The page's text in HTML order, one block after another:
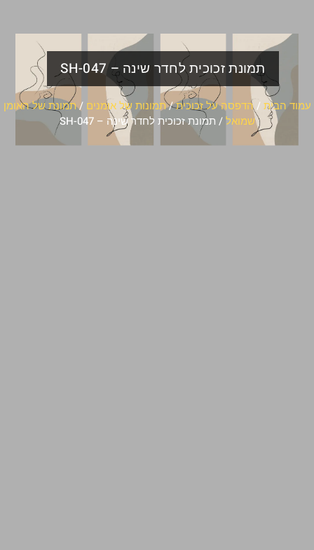
תמונת זכוכית לחדר שינה – SH-047
עמוד הבית /הדפסה על זכוכית/תמונות של אומנים /תמונת של האומן
שמואל/ תמונת זכוכית לחדר שינה – SH-047